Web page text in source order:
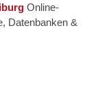
Online-
Datenbanken &